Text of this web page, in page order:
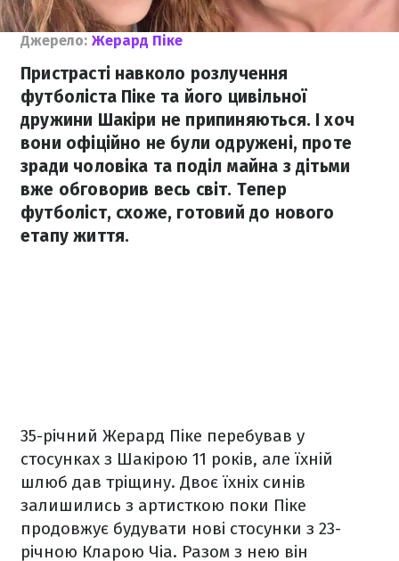
Джерело: Жерард Піке
Пристрасті навколо розлучення
футболіста Піке та його цивільної
дружини Шакіри не припиняються. І хоч
вони офіційно не були одружені, проте
зради чоловіка та поділ майна з дітьми
вже обговорив весь світ. Тепер
футболіст, схоже, готовий до нового
етапу життя.
35-річний Жерард Піке перебував у
стосунках з Шакірою 11 років, але їхній
шлюб дав тріщину. Двоє їхніх синів
залишились з артисткою поки Піке
продовжує будувати нові стосунки з 23-
річною Кларою Чіа. Разом з нею він